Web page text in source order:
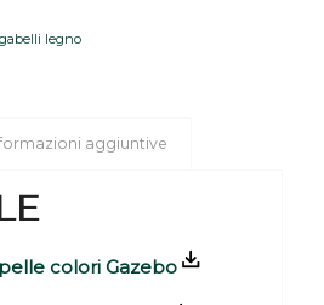
legno
aggiuntive
colori Gazebo